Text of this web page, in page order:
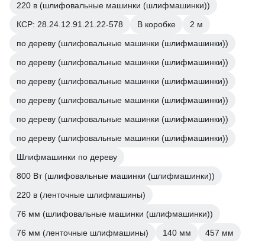
220 в (шлифовальные машинки (шлифмашинки))
КСР: 28.24.12.91.21.22-578
В коробке
2 м
по дереву (шлифовальные машинки (шлифмашинки))
по дереву (шлифовальные машинки (шлифмашинки))
по дереву (шлифовальные машинки (шлифмашинки))
по дереву (шлифовальные машинки (шлифмашинки))
по дереву (шлифовальные машинки (шлифмашинки))
по дереву (шлифовальные машинки (шлифмашинки))
Шлифмашинки по дереву
800 Вт (шлифовальные машинки (шлифмашинки))
220 в (ленточные шлифмашины)
76 мм (шлифовальные машинки (шлифмашинки))
76 мм (ленточные шлифмашины)
140 мм
457 мм